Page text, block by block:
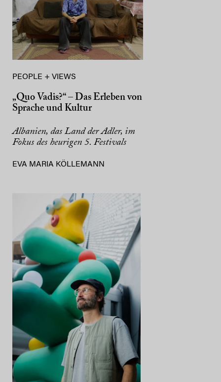
PEOPLE + VIEWS
„Quo Vadis?“ – Das Erleben von
Sprache und Kultur
Albanien, das Land der Adler, im
Fokus des heurigen 5. Festivals
EVA MARIA KÖLLEMANN